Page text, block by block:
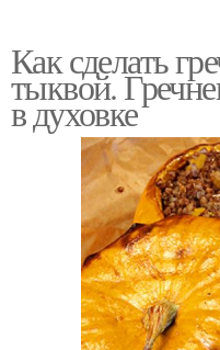
Как сделать
тыквой.
в духовке